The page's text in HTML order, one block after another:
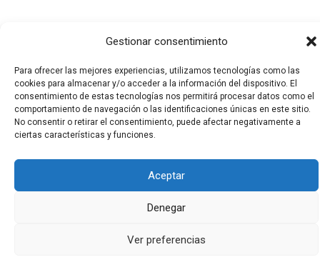
Gestionar consentimiento
Para ofrecer las mejores experiencias, utilizamos tecnologías como las
cookies para almacenar y/o acceder a la información del dispositivo. El
consentimiento de estas tecnologías nos permitirá procesar datos como el
comportamiento de navegación o las identificaciones únicas en este sitio.
No consentir o retirar el consentimiento, puede afectar negativamente a
ciertas características y funciones.
Aceptar
Denegar
Ver preferencias
Todos los derechos © 2026 El Funerario Digital | Funciona
gracias aTema Astra para WordPress